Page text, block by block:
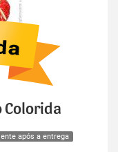
Colorida
após a entrega